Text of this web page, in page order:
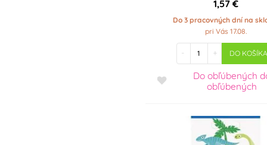
1,57 €
Do 3 pracovných dní na
pri Vás 17.08.
- + DO KOŠÍKA
Do obľúbených
obľúbených